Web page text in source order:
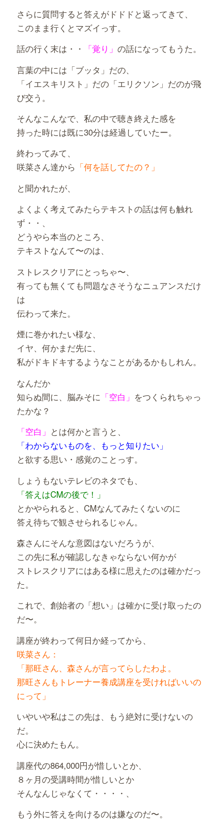
さらに質問すると答えがドドドと返ってきて、
このまま行くとマズイっす。
話の行く末は・・
「覚り」 の話になってもうた。
言葉の中には「ブッタ」だの、
「イエスキリスト」だの「エリクソン」だのが飛
び交う。
そんなこんなで、私の中で聴き終えた感を
持った時には既に30分は経過していたー。
終わってみて、
咲菜さん達から 「何を話してたの？」
と聞かれたが、
よくよく考えてみたらテキストの話は何も触れ
ず・・、
どうやら本当のところ、
テキストなんて〜のは、
ストレスクリアにとっちゃ〜、
有っても無くても問題なさそうなニュアンスだけ
は
伝わって来た。
煙に巻かれたい様な、
イヤ、何かまだ先に、
私がドキドキするようなことがあるかもしれん。
なんだか
知らぬ間に、脳みそに 「空白」 をつくられちゃっ
たかな？
「空白」 とは何かと言うと、
「わからないものを、もっと知りたい」
と欲する思い・感覚のことっす。
しょうもないテレビのネタでも、
「答えはCMの後で！」
とかやられると、CMなんてみたくないのに
答え待ちで観させられるじゃん。
森さんにそんな意図はないだろうが、
この先に私が確認しなきゃならない何かが
ストレスクリアにはある様に思えたのは確かだっ
た。
これで、創始者の「想い」は確かに受け取ったの
だ〜。
講座が終わって何日か経ってから、
咲菜さん：
「那旺さん、森さんが言ってらしたわよ。
那旺さんもトレーナー養成講座を受ければいいの
にって」
いやいや私はこの先は、もう絶対に受けないの
だ。
心に決めたもん。
講座代の864,000円が惜しいとか、
８ヶ月の受講時間が惜しいとか
そんなんじゃなくて・・・・、
もう外に答えを向けるのは嫌なのだ〜。